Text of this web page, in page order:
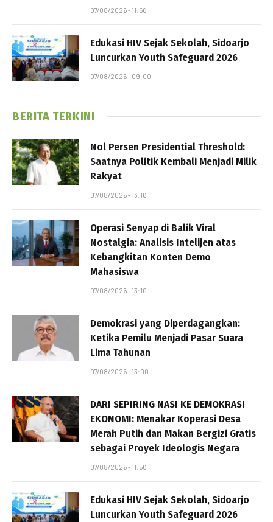
07/08/2026 - 11:56
Edukasi HIV Sejak Sekolah, Sidoarjo
Luncurkan Youth Safeguard 2026
07/08/2026 - 09:00
BERITA TERKINI
Nol Persen Presidential Threshold:
Saatnya Politik Kembali Menjadi Milik
Rakyat
07/08/2026 - 13:16
Operasi Senyap di Balik Viral
Nostalgia: Analisis Intelijen atas
Kebangkitan Konten Demo
Mahasiswa
07/08/2026 - 13:10
Demokrasi yang Diperdagangkan:
Ketika Pemilu Menjadi Pasar Suara
Lima Tahunan
07/08/2026 - 13:00
DARI SEPIRING NASI KE DEMOKRASI
EKONOMI: Menakar Koperasi Desa
Merah Putih dan Makan Bergizi Gratis
sebagai Proyek Ideologis Negara
07/08/2026 - 11:56
Edukasi HIV Sejak Sekolah, Sidoarjo
Luncurkan Youth Safeguard 2026